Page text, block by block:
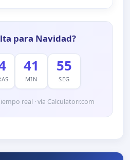
para Navidad?
41
MIN
55
SEG
real · vía Calculatorr.com